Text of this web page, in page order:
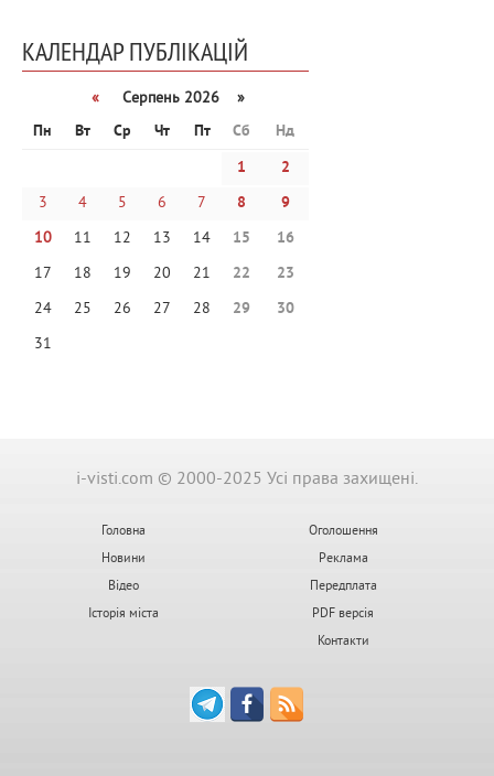
КАЛЕНДАР ПУБЛІКАЦІЙ
«
Серпень 2026 »
Пн
Вт Ср Чт Пт Сб
Нд
1
2
3
4 5 6 7 8
9
10
11 12 13 14 15
16
17
18 19 20 21 22
23
24
25 26 27 28 29
30
31
i-visti.com © 2000-2025 Усі права захищені.
Головна
Новини
Відео
Історія міста
Оголошення
Реклама
Передплата
PDF версія
Контакти